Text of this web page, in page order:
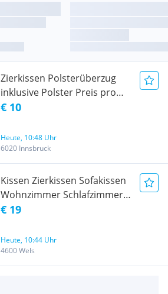
Zierkissen Polsterüberzug
inklusive Polster Preis pro
Stück
€ 10
Heute, 10:48 Uhr
6020 Innsbruck
Kissen Zierkissen Sofakissen
Wohnzimmer Schlafzimmer
Kinderzimmer Bezug
€ 19
Heute, 10:44 Uhr
4600 Wels